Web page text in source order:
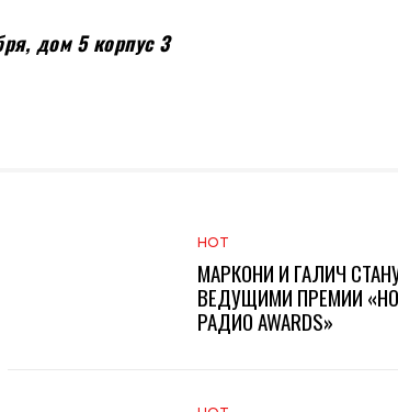
дом 5 корпус 3
HOT
МАРКОНИ И ГАЛИЧ
ВЕДУЩИМИ ПРЕМИИ
РАДИО AWARDS»